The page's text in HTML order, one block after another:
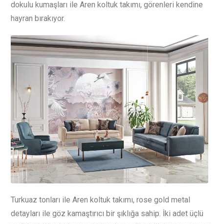
dokulu kumaşları ile Aren koltuk takımı, görenleri kendine
hayran bırakıyor.
Turkuaz tonları ile Aren koltuk takımı, rose gold metal
detayları ile göz kamaştırıcı bir şıklığa sahip. İki adet üçlü